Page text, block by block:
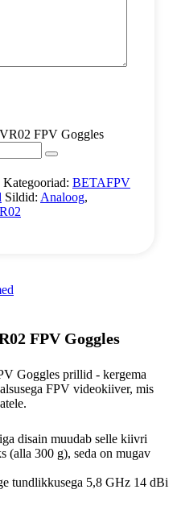
FPV Goggles
Kategooriad: BETAFPV
Sildid: Analoog,
FPV Goggles
Goggles prillid - kergema
FPV videokiiver, mis
disain muudab selle kiivri
(alla 300 g), seda on mugav
tundlikkusega 5,8 GHz 14 dBi